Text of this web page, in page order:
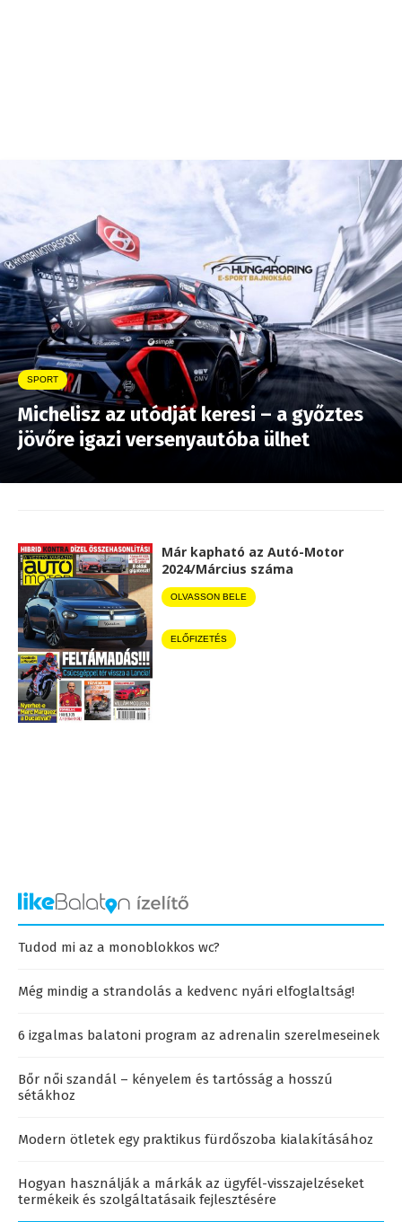
SPORT
Michelisz az utódját keresi – a győztes
jövőre igazi versenyautóba ülhet
Már kapható az Autó-Motor
2024/Március száma
OLVASSON BELE
ELŐFIZETÉS
Tudod mi az a monoblokkos wc?
Még mindig a strandolás a kedvenc nyári elfoglaltság!
6 izgalmas balatoni program az adrenalin szerelmeseinek
Bőr női szandál – kényelem és tartósság a hosszú
sétákhoz
Modern ötletek egy praktikus fürdőszoba kialakításához
Hogyan használják a márkák az ügyfél-visszajelzéseket
termékeik és szolgáltatásaik fejlesztésére